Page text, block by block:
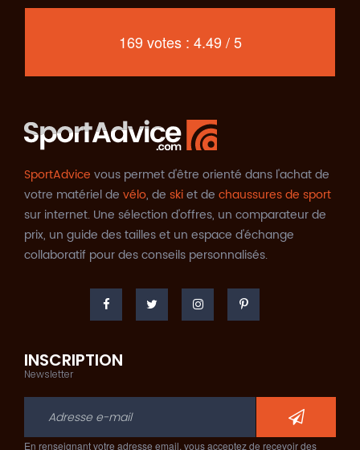
169 votes : 4.49 / 5
SportAdvice vous permet d'être orienté dans l'achat de
votre matériel de vélo, de skiet de chaussures de sport
sur internet. Une sélection d'offres, un comparateur de
prix, un guide des tailles et un espace d'échange
collaboratif pour des conseils personnalisés.
INSCRIPTION
Newsletter
En renseignant votre adresse email, vous acceptez de recevoir des